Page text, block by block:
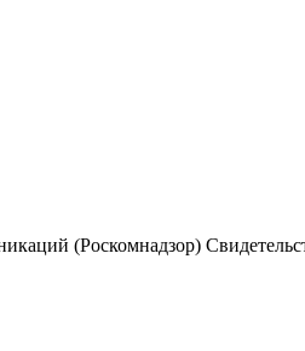
(Роскомнадзор)